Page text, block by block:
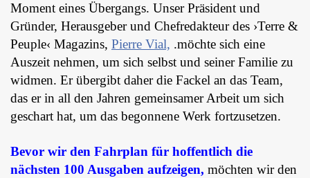
Moment eines Übergangs. Unser Präsident und
Gründer, Herausgeber und Chefredakteur des ›Terre &
Peuple‹ Magazins, Pierre Vial, .möchte sich eine
Auszeit nehmen, um sich selbst und seiner Familie zu
widmen. Er übergibt daher die Fackel an das Team,
das er in all den Jahren gemeinsamer Arbeit um sich
geschart hat, um das begonnene Werk fortzusetzen.
Bevor wir den Fahrplan für hoffentlich die
nächsten 100 Ausgaben aufzeigen, möchten wir den